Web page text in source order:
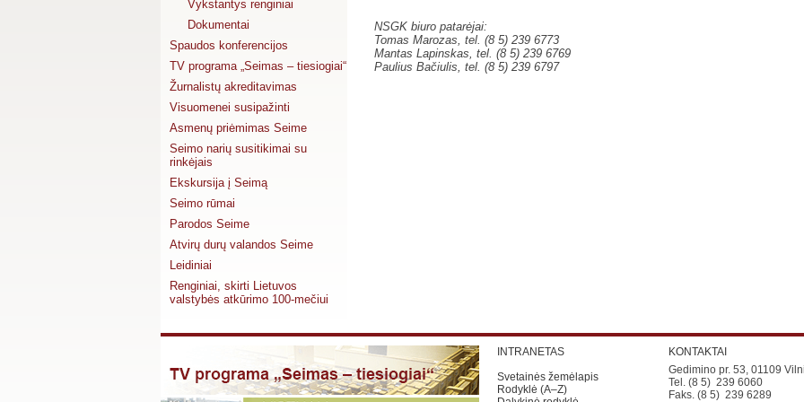
Vykstantys renginiai
Dokumentai
Spaudos konferencijos
TV programa „Seimas – tiesiogiai“
Žurnalistų akreditavimas
Visuomenei susipažinti
Asmenų priėmimas Seime
Seimo narių susitikimai su
rinkėjais
Ekskursija į Seimą
Seimo rūmai
Parodos Seime
Atvirų durų valandos Seime
Leidiniai
Renginiai, skirti Lietuvos
valstybės atkūrimo 100-mečiui
NSGK biuro patarėjai:
Tomas Marozas, tel. (8 5) 239 6773
Mantas Lapinskas, tel. (8 5) 239 6769
Paulius Bačiulis, tel. (8 5) 239 6797
INTRANETAS
Svetainės žemėlapis
Rodyklė (A–Z)
KONTAKTAI
Gedimino pr. 53, 01109
Tel. (8 5) 239 6060
Faks. (8 5) 239 6289